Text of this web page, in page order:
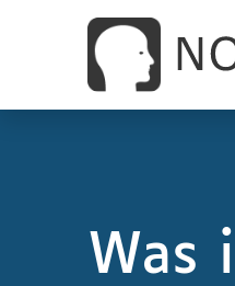
Was